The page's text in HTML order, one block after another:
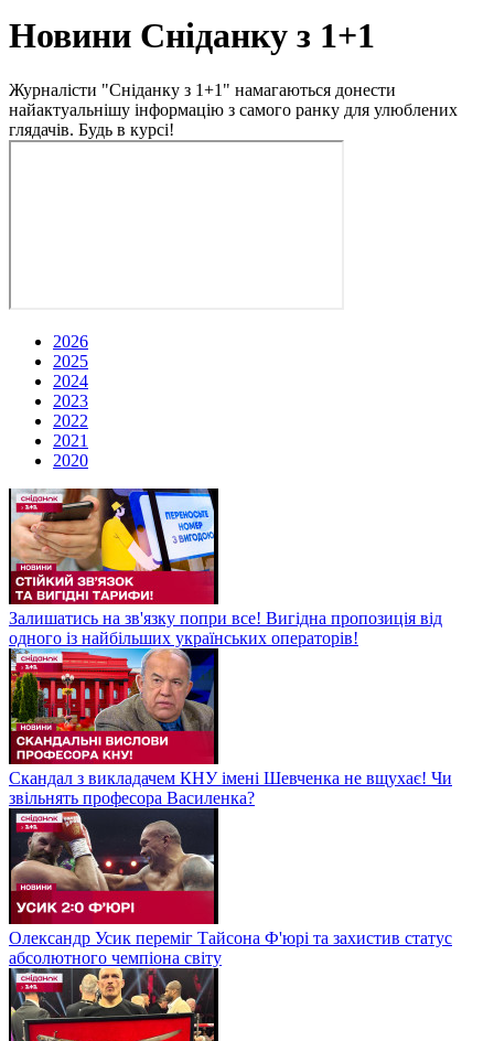
Новини Сніданку з 1+1
Журналісти "Сніданку з 1+1" намагаються донести
найактуальнішу інформацію з самого ранку для улюблених
глядачів. Будь в курсі!
2026
2025
2024
2023
2022
2021
2020
Залишатись на зв'язку попри все! Вигідна пропозиція від
одного із найбільших українських операторів!
Скандал з викладачем КНУ імені Шевченка не вщухає! Чи
звільнять професора Василенка?
Олександр Усик переміг Тайсона Ф'юрі та захистив статус
абсолютного чемпіона світу